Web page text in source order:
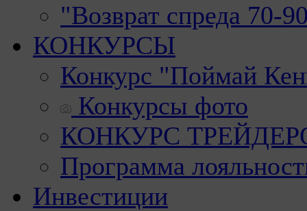
"Возврат спреда 70-
КОНКУРСЫ
Конкурс "Поймай
Конкурсы фото
КОНКУРС
Программа
Инвестиции